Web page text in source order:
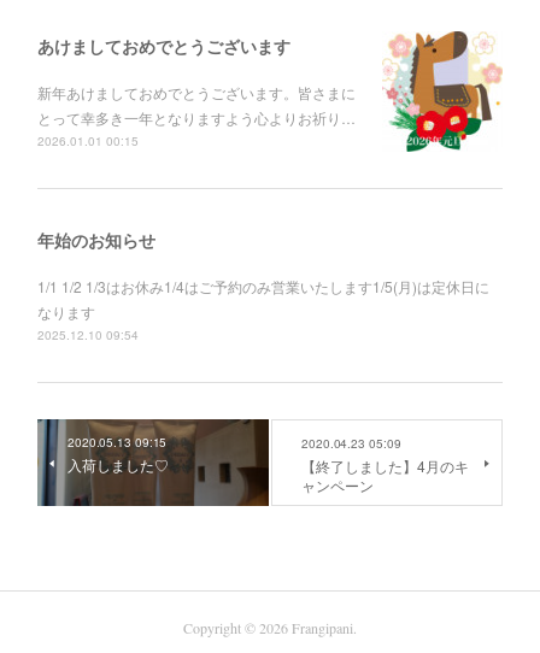
あけましておめでとうございます
新年あけましておめでとうございます。皆さまに
とって幸多き一年となりますよう心よりお祈り…
2026.01.01 00:15
年始のお知らせ
1/1 1/2 1/3はお休み1/4はご予約のみ営業いたします1/5(月)は定休日に
なります
2025.12.10 09:54
2020.05.13 09:15
入荷しました♡
2020.04.23 05:09
【終了しました】4月のキ
ャンペーン
Copyright © 2026Frangipani